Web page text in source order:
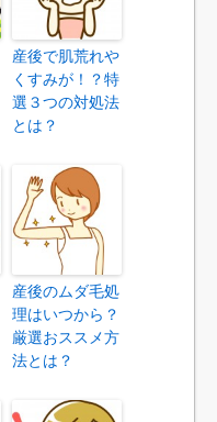
産後で肌荒れや
くすみが！？特
選３つの対処法
とは？
産後のムダ毛処
理はいつから？
厳選おススメ方
法とは？